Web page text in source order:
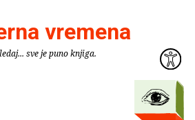
vremena
sve je puno knjiga.